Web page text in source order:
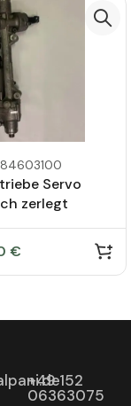
Servo
zerlegt
€
+49 152
06363075